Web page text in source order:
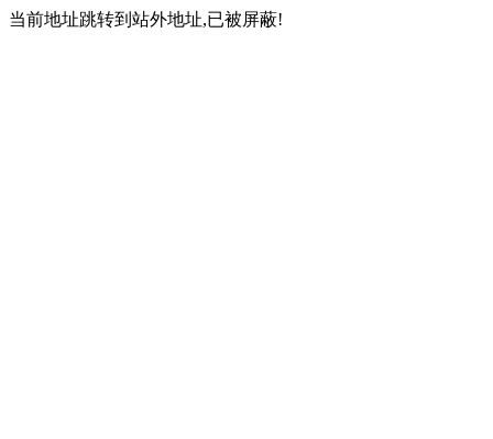
当前地址跳转到站外地址,已被屏蔽!